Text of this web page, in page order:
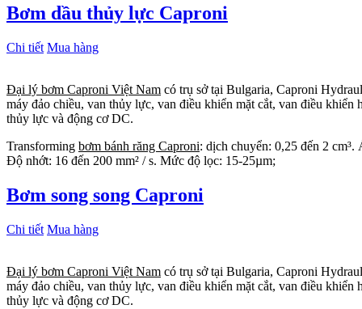
Bơm dầu thủy lực Caproni
Chi tiết Mua hàng
Đại lý bơm Caproni Việt Nam có trụ sở tại Bulgaria, Caproni
máy đảo chiều, van thủy lực, van điều khiển mặt cắt, van điều
thủy lực và động cơ DC.
Transforming bơm bánh răng Caproni: dịch chuyển: 0,25 đến 2
Độ nhớt: 16 đến 200 mm² / s. Mức độ lọc: 15-25µm;
Bơm song song Caproni
Chi tiết Mua hàng
Đại lý bơm Caproni Việt Nam có trụ sở tại Bulgaria, Caproni
máy đảo chiều, van thủy lực, van điều khiển mặt cắt, van điều
thủy lực và động cơ DC.